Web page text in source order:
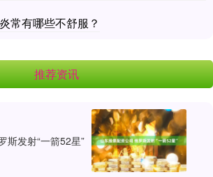
常有哪些不舒服？
推荐资讯
斯发射“一箭52星”